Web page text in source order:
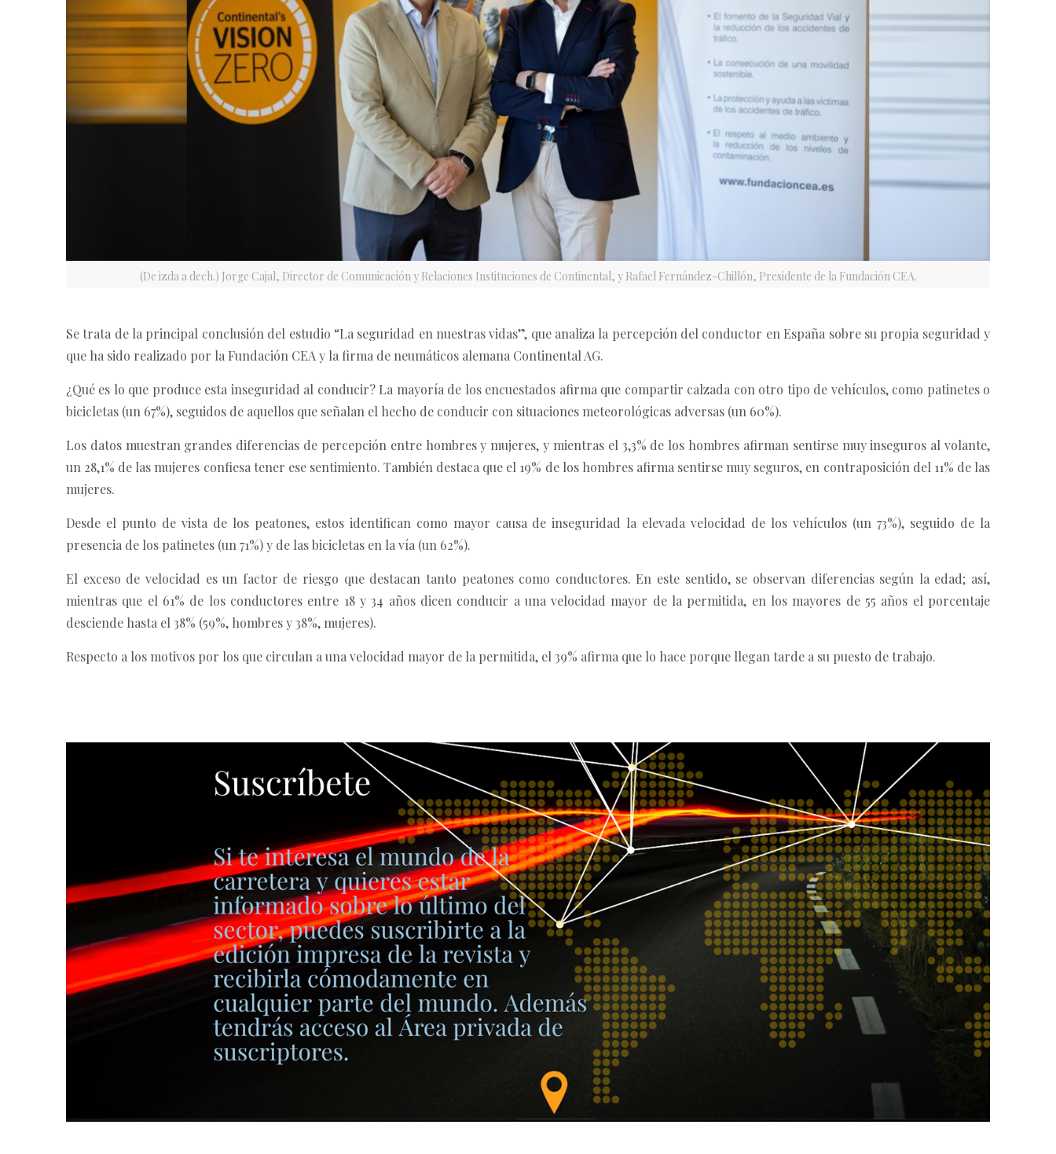
(De izda a dech.) Jorge Cajal, Director de Comunicación y Relaciones Instituciones de Continental, y Rafael Fernández-Chillón, Presidente de la Fundación CEA.
Se trata de la principal conclusión del estudio “La seguridad en nuestras vidas”, que analiza la percepción del conductor en España sobre su propia seguridad y
que ha sido realizado por la Fundación CEA y la firma de neumáticos alemana Continental AG.
¿Qué es lo que produce esta inseguridad al conducir? La mayoría de los encuestados afirma que compartir calzada con otro tipo de vehículos, como patinetes o
bicicletas (un 67%), seguidos de aquellos que señalan el hecho de conducir con situaciones meteorológicas adversas (un 60%).
Los datos muestran grandes diferencias de percepción entre hombres y mujeres, y mientras el 3,3% de los hombres afirman sentirse muy inseguros al volante,
un 28,1% de las mujeres confiesa tener ese sentimiento. También destaca que el 19% de los hombres afirma sentirse muy seguros, en contraposición del 11% de las
mujeres.
Desde el punto de vista de los peatones, estos identifican como mayor causa de inseguridad la elevada velocidad de los vehículos (un 73%), seguido de la
presencia de los patinetes (un 71%) y de las bicicletas en la vía (un 62%).
El exceso de velocidad es un factor de riesgo que destacan tanto peatones como conductores. En este sentido, se observan diferencias según la edad; así,
mientras que el 61% de los conductores entre 18 y 34 años dicen conducir a una velocidad mayor de la permitida, en los mayores de 55 años el porcentaje
desciende hasta el 38% (59%, hombres y 38%, mujeres).
Respecto a los motivos por los que circulan a una velocidad mayor de la permitida, el 39% afirma que lo hace porque llegan tarde a su puesto de trabajo.